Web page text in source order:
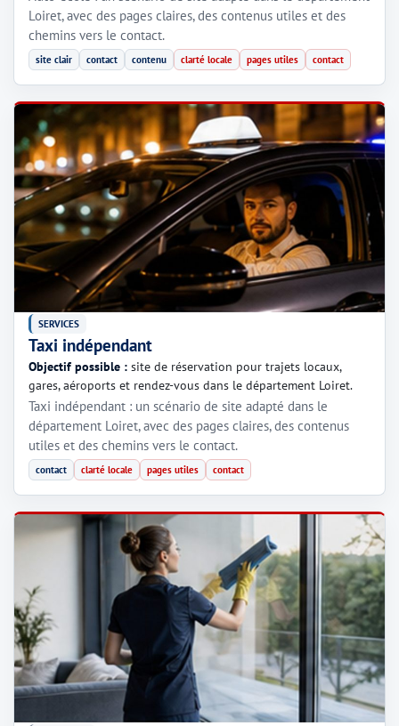
Loiret, avec des pages claires, des contenus utiles et des
chemins vers le contact.
site clair contact contenu clarté locale pages utiles contact
SERVICES
Taxi indépendant
Objectif possible : site de réservation pour trajets locaux,
gares, aéroports et rendez-vous dans le département Loiret.
Taxi indépendant : un scénario de site adapté dans le
département Loiret, avec des pages claires, des contenus
utiles et des chemins vers le contact.
contact clarté locale pages utiles contact